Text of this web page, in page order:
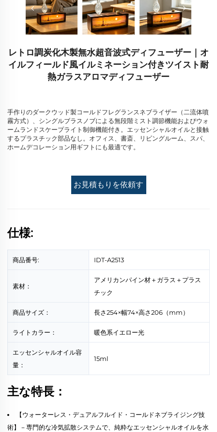
レトロ調炭化木製無水超音波式ディフューザー｜オ
イルフィールド風イルミネーション付きツイスト耐
熱ガラスアロマディフューザー
手作りのダークウッド製コールドフレグランスネブライザー（二流体噴
霧方式）、シングルブラスノブによる無段階ミスト調節機能およびウォ
ームランドスケープライト制御機能付き。エッセンシャルオイルと接触
するプラスチック部品なし。オフィス、書斎、リビングルーム、スパ、
ホームデコレーション用ギフトにも最適です。
お見積もりを依頼す
仕様:
商品番号: IDT-A2513
素材：
アメリカンパイン材＋ガラス＋プラス
チック
商品サイズ： 長さ254×幅74×高さ206（mm）
ライトカラー： 暖色系イエロー光
エッセンシャルオイル容
量：
15ml
主な特長：
【ウォーターレス・デュアルフルイド・コールドネブライジング技
術】－専門的な冷気拡散システムで、純粋なエッセンシャルオイルを水